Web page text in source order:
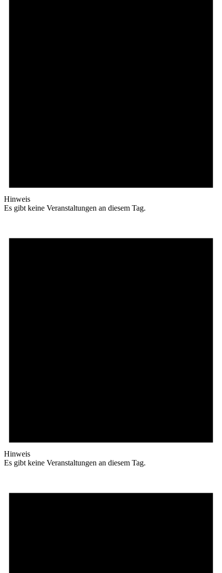
Hinweis
Es gibt keine Veranstaltungen an diesem Tag.
Hinweis
Es gibt keine Veranstaltungen an diesem Tag.